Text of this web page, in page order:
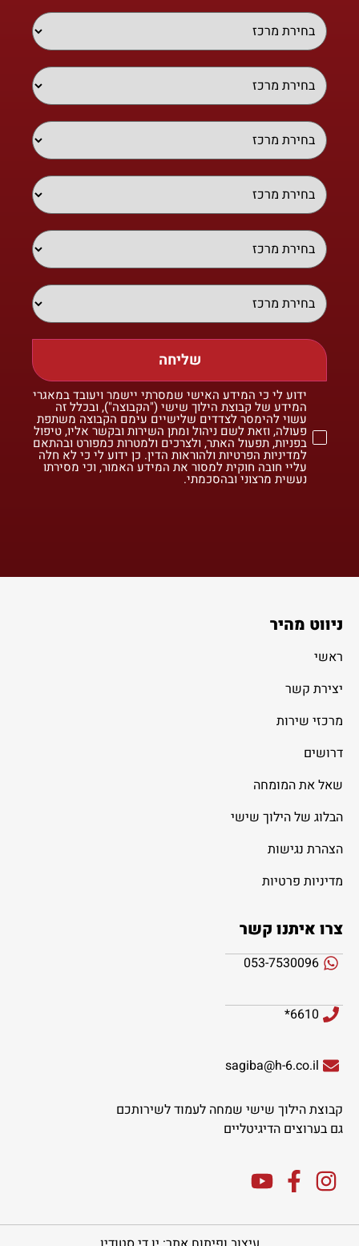
שליחה
ידוע לי כי המידע האישי שמסרתי יישמר ויעובד במאגרי
המידע של קבוצת הילוך שישי ("הקבוצה"), ובכלל זה
עשוי להימסר לצדדים שלישיים עימם הקבוצה משתפת
פעולה, וזאת לשם ניהול ומתן השירות ובקשר אליו, טיפול
בפניות, תפעול האתר, ולצרכים ולמטרות כמפורט ובהתאם
למדיניות הפרטיות ולהוראות הדין. כן ידוע לי כי לא חלה
עליי חובה חוקית למסור את המידע האמור, וכי מסירתו
נעשית מרצוני ובהסכמתי.
ניווט מהיר
ראשי
יצירת קשר
מרכזי שירות
דרושים
שאל את המומחה
הבלוג של הילוך שישי
הצהרת נגישות
מדיניות פרטיות
צרו איתנו קשר
053-7530096
6610*
sagiba@h-6.co.il
קבוצת הילוך שישי שמחה לעמוד לשירותכם
גם בערוצים הדיגיטליים